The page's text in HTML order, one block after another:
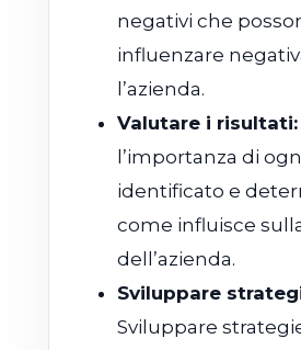
negativi che
influenzare
l’azienda.
Valutare i risultati:
l’importanza di
identificato e
come influisce
dell’azienda.
Sviluppare
Sviluppare